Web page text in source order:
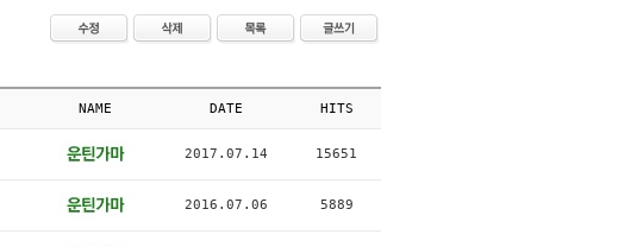
NAME DATE HITS
2017.07.14 15651
2016.07.06 5889